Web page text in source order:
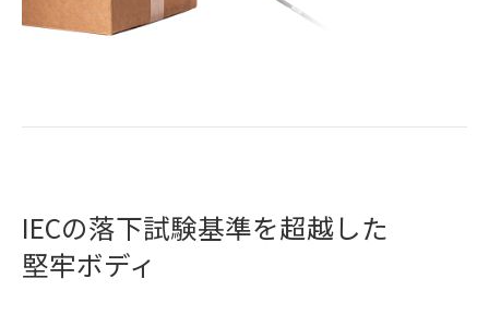
IECの落下試験基準を超越した
堅牢ボディ